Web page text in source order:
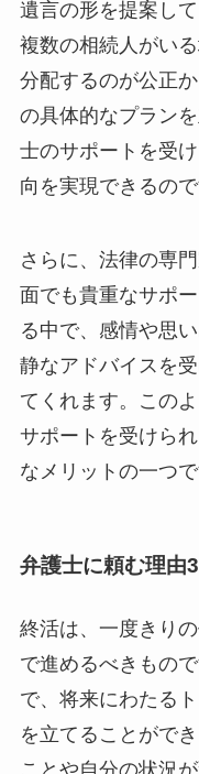
遺言の形を提案し
複数の相続人がい
分配するのが公正
の具体的なプラン
士のサポートを受
向を実現できるので
さらに、法律の専
面でも貴重なサポ
る中で、感情や思
静なアドバイスを
てくれます。この
サポートを受けら
なメリットの一つで
弁護士に頼む理由
終活は、一度きり
で進めるべきもの
で、将来にわたる
を立てることがで